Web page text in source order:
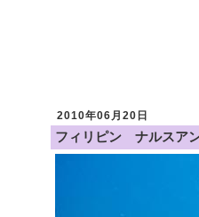
2010年06月20日
フィリピン ナルスア